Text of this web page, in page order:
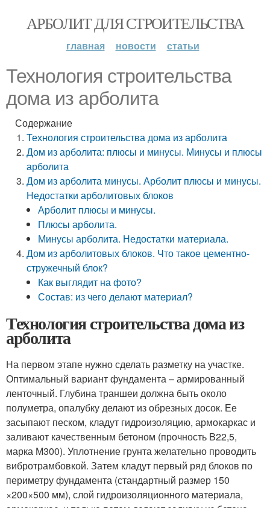
АРБОЛИТ ДЛЯ СТРОИТЕЛЬСТВА
главная новости статьи
Технология строительства
дома из арболита
Содержание
Технология строительства дома из арболита
Дом из арболита: плюсы и минусы. Минусы и плюсы
арболита
Дом из арболита минусы. Арболит плюсы и минусы.
Недостатки арболитовых блоков
Арболит плюсы и минусы.
Плюсы арболита.
Минусы арболита. Недостатки материала.
Дом из арболитовых блоков. Что такое цементно-
стружечный блок?
Как выглядит на фото?
Состав: из чего делают материал?
Технология строительства дома из
арболита
На первом этапе нужно сделать разметку на участке.
Оптимальный вариант фундамента – армированный
ленточный. Глубина траншеи должна быть около
полуметра, опалубку делают из обрезных досок. Ее
засыпают песком, кладут гидроизоляцию, армокаркас и
заливают качественным бетоном (прочность B22,5,
марка М300). Уплотнение грунта желательно проводить
вибротрамбовкой. Затем кладут первый ряд блоков по
периметру фундамента (стандартный размер 150
×200×500 мм), слой гидроизоляционного материала,